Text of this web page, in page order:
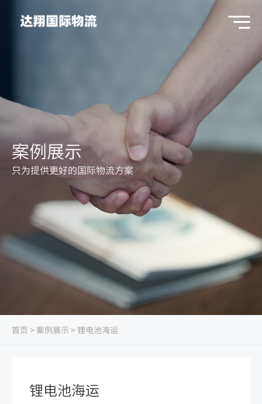
案例展示
只为提供更好的国际物流方案
首页 > 案例展示 > 锂电池海运
锂电池海运